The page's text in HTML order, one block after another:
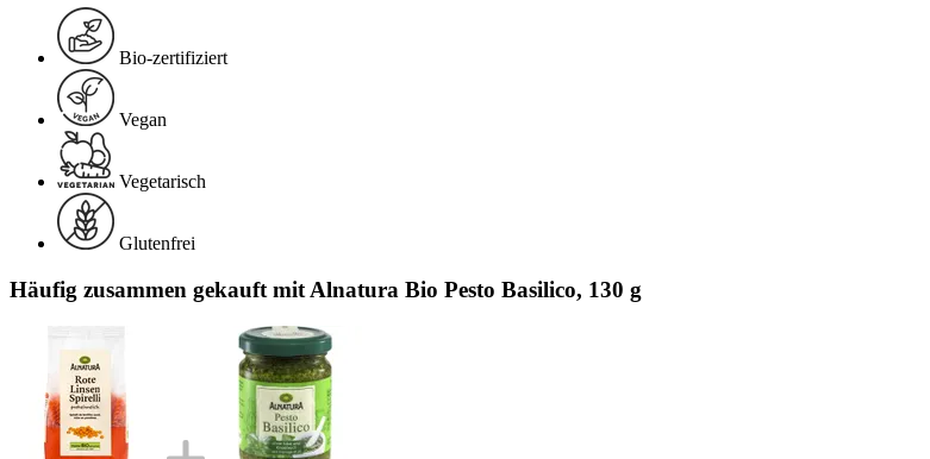
Bio-zertifiziert
Vegan
Vegetarisch
Glutenfrei
Häufig zusammen gekauft mit Alnatura Bio Pesto Basilico, 130 g